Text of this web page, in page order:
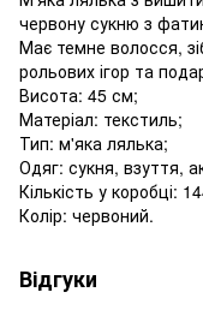
червону сукню з
Має темне волосся,
рольових ігор та
Висота: 45 см;
Матеріал: текстиль;
Тип: м'яка лялька;
Одяг: сукня, взуття,
Кількість у коробці:
Колір: червоний.
Відгуки